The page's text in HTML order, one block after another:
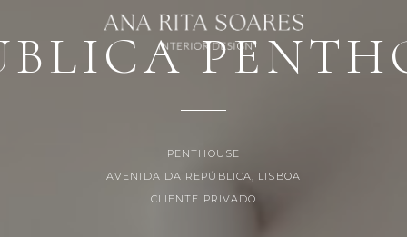
Loading...
PENTHOUSE
AVENIDA DA REPÚBLICA, LISBOA
CLIENTE PRIVADO